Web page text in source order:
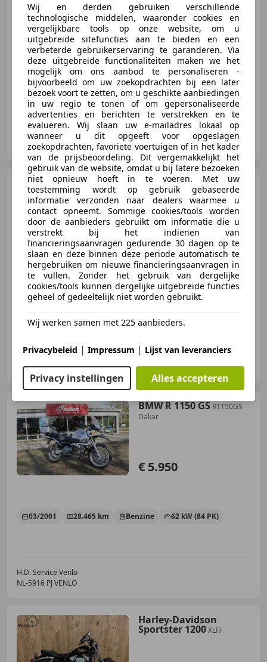
€ 5.950
01/1989 15.042 km Benzine 35 kW (48 PK)
MotoLeo BV
NL-6433 JW HOENSBROEK
Honda VT 750
VT750S
Shadow
€ 5.950
07/2014 9.084 km Benzine 32 kW (44 PK)
Nine Motors
NL-1718 MJ HOOGWOUD
BMW R 1150 GS R1150GS
Dakar
€ 5.950
03/2001 28.465 km Benzine 62 kW (84 PK)
H.D. Service Venlo
NL-5916 PJ VENLO
Harley-Davidson
Sportster 1200XLH
Wij en derden gebruiken verschillende
technologische middelen, waaronder cookies en
vergelijkbare tools op onze website, om u
uitgebreide sitefuncties aan te bieden en een
verbeterde gebruikerservaring te garanderen. Via
deze uitgebreide functionaliteiten maken we het
mogelijk om ons aanbod te personaliseren -
bijvoorbeeld om uw zoekopdrachten bij een later
bezoek voort te zetten, om u geschikte aanbiedingen
in uw regio te tonen of om gepersonaliseerde
advertenties en berichten te verstrekken en te
evalueren. Wij slaan uw e-mailadres lokaal op
wanneer u dit opgeeft voor opgeslagen
zoekopdrachten, favoriete voertuigen of in het kader
van de prijsbeoordeling. Dit vergemakkelijkt het
gebruik van de website, omdat u bij latere bezoeken
niet opnieuw hoeft in te voeren. Met uw
toestemming wordt op gebruik gebaseerde
informatie verzonden naar dealers waarmee u
contact opneemt. Sommige cookies/tools worden
door de aanbieders gebruikt om informatie die u
verstrekt bij het indienen van
financieringsaanvragen gedurende 30 dagen op te
slaan en deze binnen deze periode automatisch te
hergebruiken om nieuwe financieringsaanvragen in
te vullen. Zonder het gebruik van dergelijke
cookies/tools kunnen dergelijke uitgebreide functies
geheel of gedeeltelijk niet worden gebruikt.
Wij werken samen met 225 aanbieders.
Privacybeleid | Impressum | Lijst van leveranciers
Privacy instellingen Alles accepteren